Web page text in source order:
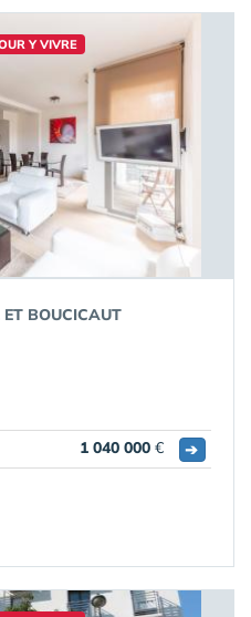
Y VIVRE
ET BOUCICAUT
1 040 000 € ➔